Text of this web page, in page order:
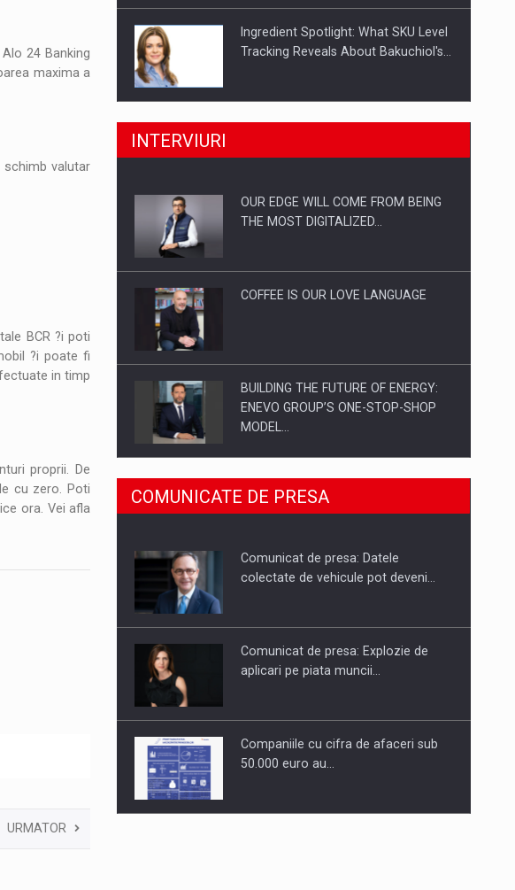
24 Banking
maxima a
valutar
BCR ?i poti
?i poate fi
in timp
proprii. De
cu zero. Poti
ora. Vei afla
URMATOR
Ingredient Spotlight: What SKU Level
Tracking Reveals About Bakuchiol's…
Producatorii si comerciantii care nu
Proteinmaxxing and the Future of
INTERVIURI
OUR EDGE WILL COME FROM BEING
THE MOST DIGITALIZED…
COFFEE IS OUR LOVE LANGUAGE
BUILDING THE FUTURE OF ENERGY:
ENEVO GROUP’S ONE-STOP-SHOP
MODEL…
ROOTED IN ROMANIA, BUILT TO
DELIVER TECHNOLOGY FOR THE…
PUTTING ROMANIAN CORPORATE
COMUNICATE DE PRESA
Comunicat de presa: Datele
colectate de vehicule pot deveni…
Comunicat de presa: Explozie de
aplicari pe piata muncii…
Companiile cu cifra de afaceri sub
50.000 euro au…